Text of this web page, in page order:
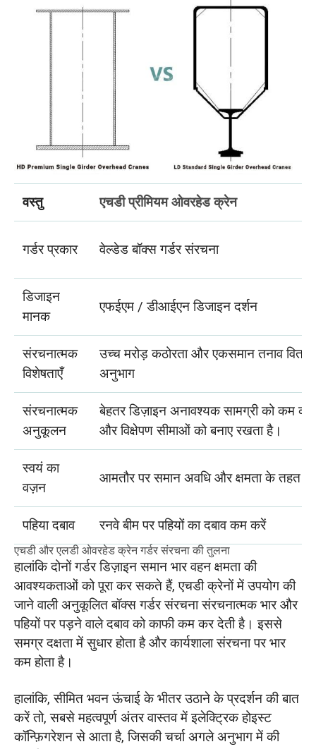
वस्तु एचडी प्रीमियम ओवरहेड क्रेन
गर्डर प्रकार वेल्डेड बॉक्स गर्डर संरचना
डिजाइन
मानक
एफईएम / डीआईएन डिजाइन दर्शन
संरचनात्मक
विशेषताएँ
उच्च मरोड़ कठोरता और एकसमान तनाव
अनुभाग
संरचनात्मक
अनुकूलन
बेहतर डिज़ाइन अनावश्यक सामग्री को कम
और विक्षेपण सीमाओं को बनाए रखता है।
स्वयं का
वज़न
आमतौर पर समान अवधि और क्षमता के तहत
पहिया दबाव रनवे बीम पर पहियों का दबाव कम करें
एचडी और एलडी ओवरहेड क्रेन गर्डर संरचना की तुलना
हालांकि दोनों गर्डर डिज़ाइन समान भार वहन क्षमता की
आवश्यकताओं को पूरा कर सकते हैं, एचडी क्रेनों में उपयोग की
जाने वाली अनुकूलित बॉक्स गर्डर संरचना संरचनात्मक भार और
पहियों पर पड़ने वाले दबाव को काफी कम कर देती है। इससे
समग्र दक्षता में सुधार होता है और कार्यशाला संरचना पर भार
कम होता है।
हालांकि, सीमित भवन ऊंचाई के भीतर उठाने के प्रदर्शन की बात
करें तो, सबसे महत्वपूर्ण अंतर वास्तव में इलेक्ट्रिक होइस्ट
कॉन्फ़िगरेशन से आता है, जिसकी चर्चा अगले अनुभाग में की